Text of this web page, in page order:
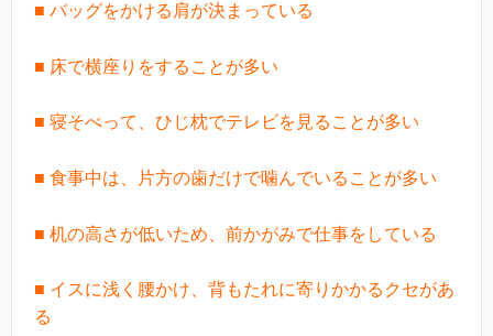
■ バッグをかける肩が決まっている
■ 床で横座りをすることが多い
■ 寝そべって、ひじ枕でテレビを見ることが多い
■ 食事中は、片方の歯だけで噛んでいることが多い
■ 机の高さが低いため、前かがみで仕事をしている
■ イスに浅く腰かけ、背もたれに寄りかかるクセがあ
る